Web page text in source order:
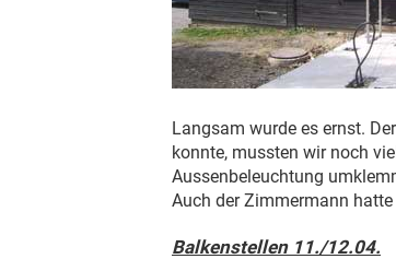
Langsam wurde es ernst.
konnte, mussten wir noch
Aussenbeleuchtung
Auch der Zimmermann
Balkenstellen 11./12.04.